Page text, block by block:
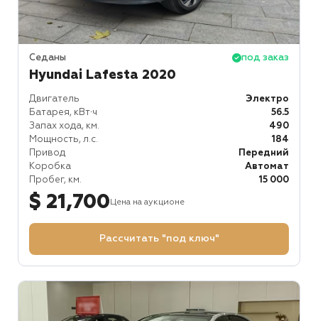
Седаны под заказ
Hyundai Lafesta 2020
Двигатель
Электро
Батарея, кВт⋅ч
56.5
Запах хода, км.
490
Мощность, л.с.
184
Привод
Передний
Коробка
Автомат
Пробег, км.
15 000
$ 21,700 Цена на аукционе
Рассчитать "под ключ"